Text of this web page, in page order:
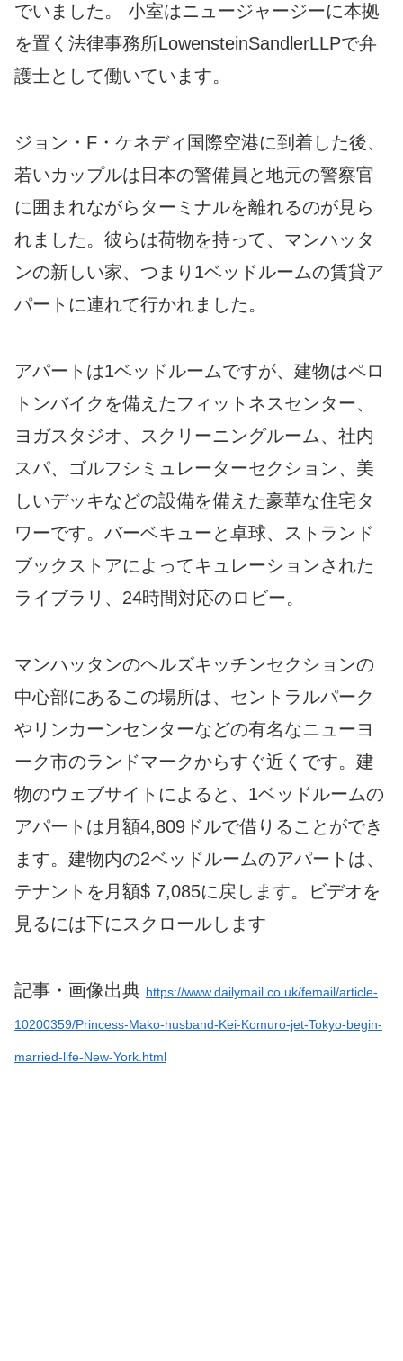
でいました。 小室はニュージャージーに本拠
を置く法律事務所LowensteinSandlerLLPで弁
護士として働いています。
ジョン・F・ケネディ国際空港に到着した後、
若いカップルは日本の警備員と地元の警察官
に囲まれながらターミナルを離れるのが見ら
れました。彼らは荷物を持って、マンハッタ
ンの新しい家、つまり1ベッドルームの賃貸ア
パートに連れて行かれました。
アパートは1ベッドルームですが、建物はペロ
トンバイクを備えたフィットネスセンター、
ヨガスタジオ、スクリーニングルーム、社内
スパ、ゴルフシミュレーターセクション、美
しいデッキなどの設備を備えた豪華な住宅タ
ワーです。バーベキューと卓球、ストランド
ブックストアによってキュレーションされた
ライブラリ、24時間対応のロビー。
マンハッタンのヘルズキッチンセクションの
中心部にあるこの場所は、セントラルパーク
やリンカーンセンターなどの有名なニューヨ
ーク市のランドマークからすぐ近くです。建
物のウェブサイトによると、1ベッドルームの
アパートは月額4,809ドルで借りることができ
ます。建物内の2ベッドルームのアパートは、
テナントを月額$ 7,085に戻します。ビデオを
見るには下にスクロールします
記事・画像出典 https://www.dailymail.co.uk/femail/article-
10200359/Princess-Mako-husband-Kei-Komuro-jet-Tokyo-begin-
married-life-New-York.html